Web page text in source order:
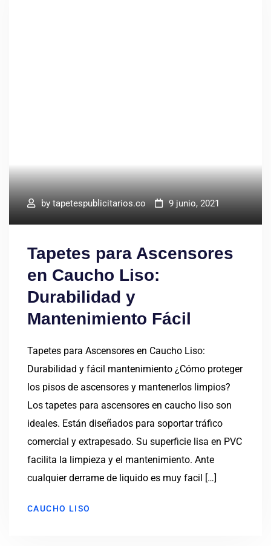
by tapetespublicitarios.co 9 junio, 2021
Tapetes para Ascensores
en Caucho Liso:
Durabilidad y
Mantenimiento Fácil
Tapetes para Ascensores en Caucho Liso:
Durabilidad y fácil mantenimiento ¿Cómo proteger
los pisos de ascensores y mantenerlos limpios?
Los tapetes para ascensores en caucho liso son
ideales. Están diseñados para soportar tráfico
comercial y extrapesado. Su superficie lisa en PVC
facilita la limpieza y el mantenimiento. Ante
cualquier derrame de liquido es muy facil […]
CAUCHO LISO